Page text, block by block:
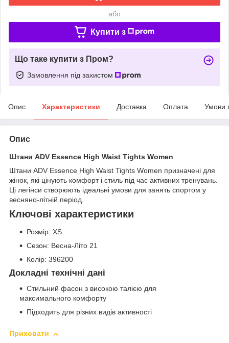
або
Купити з
Що таке купити з Пром?
Замовлення під захистом
Опис Характеристики Доставка Оплата Умови
Опис
Штани ADV Essence High Waist Tights Women
Штани ADV Essence High Waist Tights Women призначені для
жінок, які цінують комфорт і стиль під час активних тренувань.
Ці легінси створюють ідеальні умови для занять спортом у
весняно-літній період.
Ключові характеристики
Розмір: XS
Сезон: Весна-Літо 21
Колір: 396200
Докладні технічні дані
Стильний фасон з високою талією для
максимального комфорту
Підходить для різних видів активності
Приховати